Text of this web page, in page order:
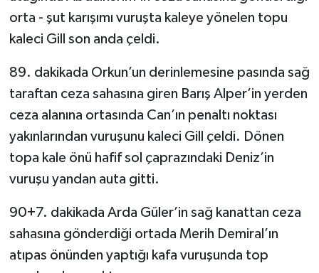
orta - şut karışımı vuruşta kaleye yönelen topu
kaleci Gill son anda çeldi.
89. dakikada Orkun’un derinlemesine pasında sağ
taraftan ceza sahasına giren Barış Alper’in yerden
ceza alanına ortasında Can’ın penaltı noktası
yakınlarından vuruşunu kaleci Gill çeldi. Dönen
topa kale önü hafif sol çaprazındaki Deniz’in
vuruşu yandan auta gitti.
90+7. dakikada Arda Güler’in sağ kanattan ceza
sahasına gönderdiği ortada Merih Demiral’ın
atıpas önünden yaptığı kafa vuruşunda top